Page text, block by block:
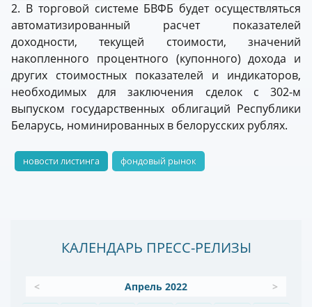
2. В торговой системе БВФБ будет осуществляться
автоматизированный расчет показателей
доходности, текущей стоимости, значений
накопленного процентного (купонного) дохода и
других стоимостных показателей и индикаторов,
необходимых для заключения сделок с 302-м
выпуском государственных облигаций Республики
Беларусь, номинированных в белорусских рублях.
новости листинга фондовый рынок
КАЛЕНДАРЬ ПРЕСС-РЕЛИЗЫ
< Апрель 2022 >